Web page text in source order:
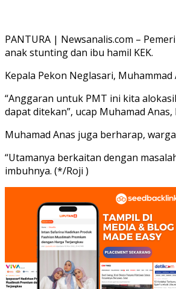
PANTURA | Newsanalis.com –
anak stunting dan ibu hamil KEK.
Kepala Pekon Neglasari,
“Anggaran untuk PMT ini kita
dapat ditekan”, ucap Muhamad Anas,
Muhamad Anas juga berharap,
“Utamanya berkaitan dengan
imbuhnya. (*/Roji )